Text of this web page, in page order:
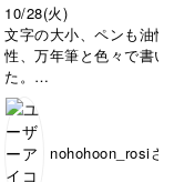
方法をお教えしま
を書く時間が楽し
10/28(火)
文字の大小、ペンも油性
性、万年筆と色々で書い
た。
どれもこれも なかな
のようには書けない。
nohohoon_rosiさ